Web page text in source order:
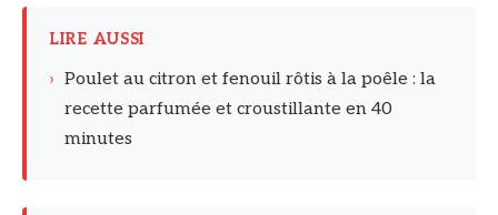
LIRE AUSSI
› Poulet au citron et fenouil rôtis à la poêle : la
recette parfumée et croustillante en 40
minutes